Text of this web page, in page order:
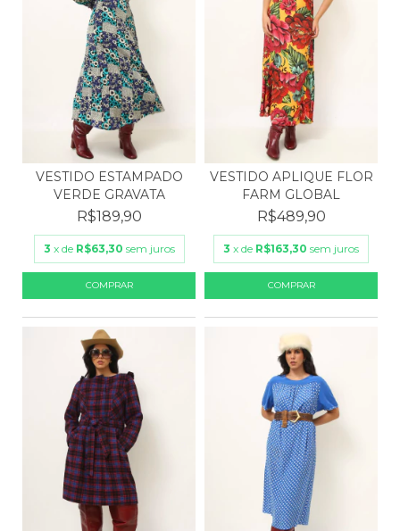
VESTIDO ESTAMPADO
VERDE GRAVATA
R$189,90
3 x de R$63,30 sem juros
VESTIDO APLIQUE FLOR
FARM GLOBAL
R$489,90
3 x de R$163,30 sem juros